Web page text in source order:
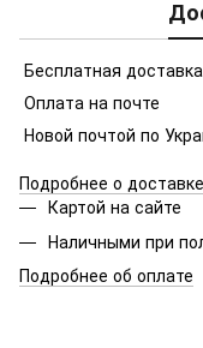
Бесплатная
Оплата на почте
Новой почтой по
Подробнее о доставке
Картой на сайте
Наличными при
Подробнее об оплате